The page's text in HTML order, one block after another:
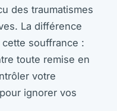
des traumatismes
La différence
cette souffrance :
toute remise en
votre
ignorer vos